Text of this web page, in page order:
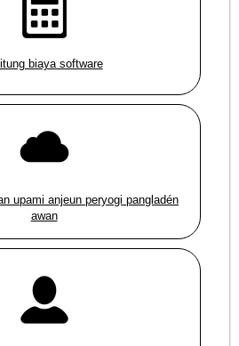
biaya software
upami anjeun peryogi pangladén
awan